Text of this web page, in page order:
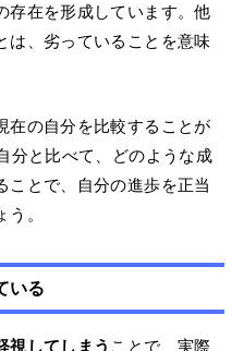
存在を形成しています。他
は、劣っていることを意味
在の自分を比較することが
分と比べて、どのような成
ことで、自分の進歩を正当
。
いる
視してしまう ことで、実際